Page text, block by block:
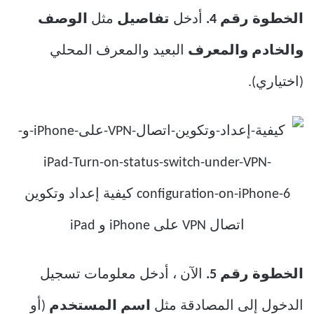
الخطوة رقم 4. أدخل تفاصيل مثل الوصف
والخادم والمعرف البعيد والمعرف المحلي
(اختياري).
الخطوة رقم 5. الآن ، أدخل معلومات تسجيل
الدخول إلى المصادقة مثل اسم المستخدم (أو